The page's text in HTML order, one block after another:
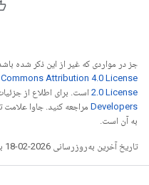
جز در مواردی که غیر از این ذکر شده
Commons Attribution 4.0 License
2.0 License است. برای اطلاع از
Developers‏
به آن است.
تاریخ آخرین به‌روزرسانی 2026-02-18 به‌وقت ساعت هماهنگ جهانی.